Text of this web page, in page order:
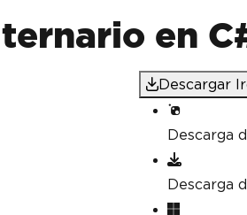
en
Descargar
Descarga
Descarga